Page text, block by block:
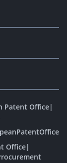
Patent Office|
Office|